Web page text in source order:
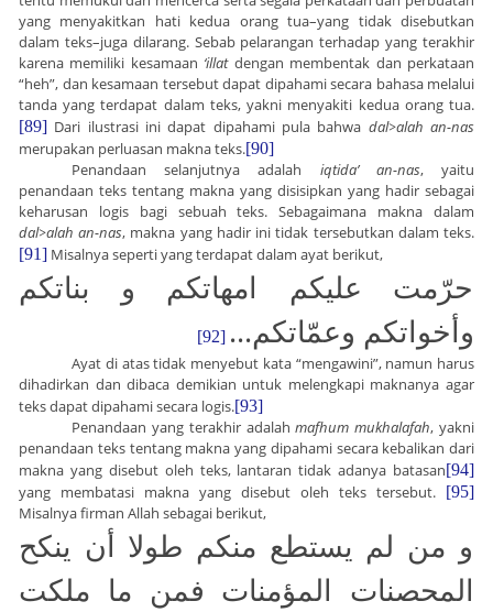
yang menyakitkan hati kedua orang tua–yang tidak disebutkan
dalam teks–juga dilarang. Sebab pelarangan terhadap yang terakhir
karena memiliki kesamaan ‘illatdengan membentak dan perkataan
“heh”, dan kesamaan tersebut dapat dipahami secara bahasa melalui
tanda yang terdapat dalam teks, yakni menyakiti kedua orang tua.
[89] Dari ilustrasi ini dapat dipahami pula bahwa dal>alah an-nas
merupakan perluasan makna teks.[90]
Penandaan selanjutnya adalah iqtida’ an-nas, yaitu
penandaan teks tentang makna yang disisipkan yang hadir sebagai
keharusan logis bagi sebuah teks. Sebagaimana makna dalam
dal>alah an-nas, makna yang hadir ini tidak tersebutkan dalam teks.
[91] Misalnya seperti yang terdapat dalam ayat berikut,
حرّمت عليكم امهاتكم و بناتكم
وأخواتكم وعمّاتكم...
[92]
Ayat di atas tidak menyebut kata “mengawini”, namun harus
dihadirkan dan dibaca demikian untuk melengkapi maknanya agar
teks dapat dipahami secara logis.[93]
Penandaan yang terakhir adalahmafhum mukhalafah, yakni
penandaan teks tentang makna yang dipahami secara kebalikan dari
makna yang disebut oleh teks, lantaran tidak adanya batasan[94]
yang membatasi makna yang disebut oleh teks tersebut. [95]
Misalnya firman Allah sebagai berikut,
و من لم يستطع منكم طولا أن ينكح
المحصنات المؤمنات فمن ما ملكت